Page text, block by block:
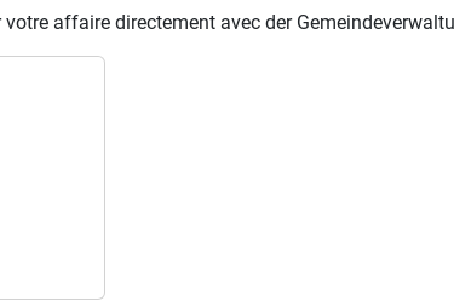
affaire directement avec der